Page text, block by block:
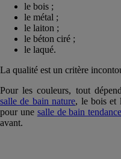
le bois ;
le métal ;
le laiton ;
le béton ciré ;
le laqué.
La qualité est un critère
Pour les couleurs, tout
salle de bain nature, le bois et
pour une salle de bain tendance
avant.